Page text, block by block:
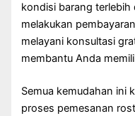
kondisi barang terlebih
melakukan
melayani konsultasi
membantu Anda
Semua kemudahan ini
proses pemesanan